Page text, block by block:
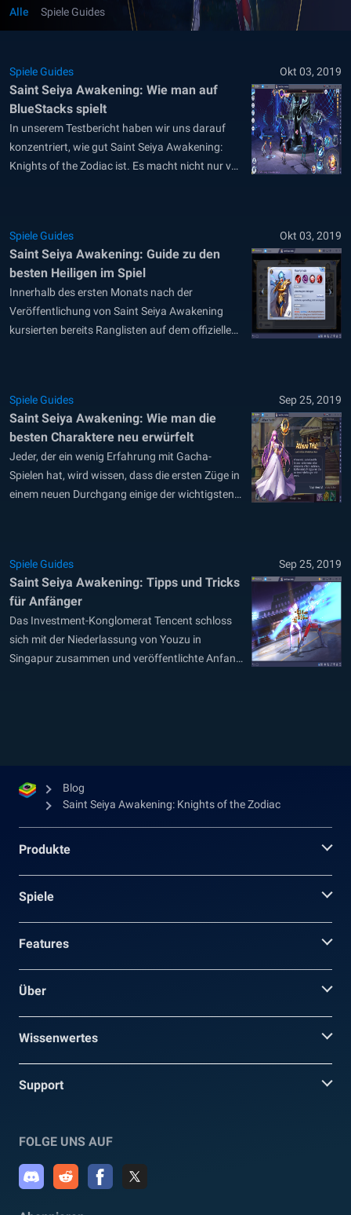
Alle Spiele Guides
Spiele Guides Okt 03, 2019
Saint Seiya Awakening: Wie man auf
BlueStacks spielt
In unserem Testbericht haben wir uns darauf
konzentriert, wie gut Saint Seiya Awakening:
Knights of the Zodiac ist. Es macht nicht nur von
können, sowie eine einzigartige
Herangehensweise an den Story-Modus. Wenn
du...
Spiele Guides Okt 03, 2019
Saint Seiya Awakening: Guide zu den
besten Heiligen im Spiel
Innerhalb des ersten Monats nach der
Veröffentlichung von Saint Seiya Awakening
kursierten bereits Ranglisten auf dem offiziellen
die derzeit im Spiel sind. Warum? Weil wir
glauben, dass es wichtig ist zu wissen,...
Spiele Guides Sep 25, 2019
Saint Seiya Awakening: Wie man die
besten Charaktere neu erwürfelt
Jeder, der ein wenig Erfahrung mit Gacha-
Spielen hat, wird wissen, dass die ersten Züge in
einem neuen Durchgang einige der wichtigsten
oder eine zähe Herausforderung.
Unterdurchschnittliche Helden werden dich nicht
nur...
Spiele Guides Sep 25, 2019
Saint Seiya Awakening: Tipps und Tricks
für Anfänger
Das Investment-Konglomerat Tencent schloss
sich mit der Niederlassung von Youzu in
Singapur zusammen und veröffentlichte Anfang
Blog
Saint Seiya Awakening: Knights of the Zodiac
Produkte
Spiele
Features
Über
Wissenwertes
Support
FOLGE UNS AUF